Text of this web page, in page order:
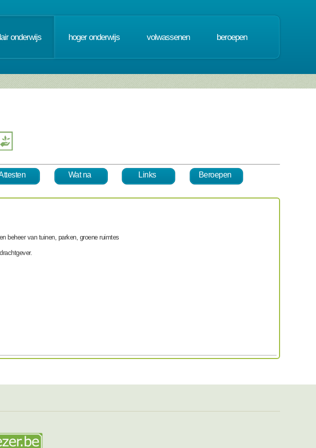
onderwijs hoger onderwijs volwassenen beroepen
Wat na Links Beroepen
beheer van tuinen, parken, groene ruimtes